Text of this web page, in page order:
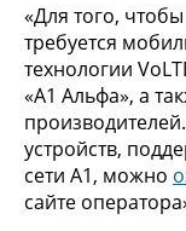
«Для того,
требуется
технологии
«А1 Альфа», а
устройств,
сети A1, можно
сайте